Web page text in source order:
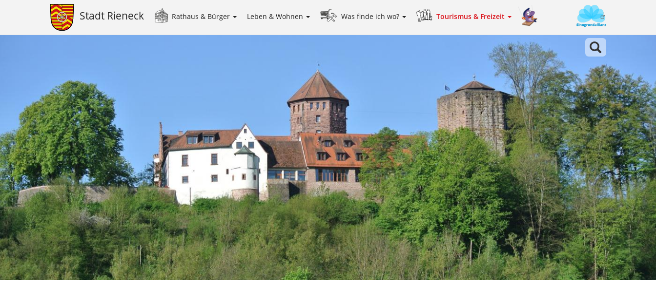
Stadt Rieneck
Main
navigation
Rathaus & Bürger Leben & Wohnen Was finde ich wo? Tourismus & Freizeit
Meta
navigation
Sinngrundallianz